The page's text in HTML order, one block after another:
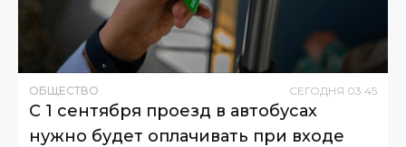
ОБЩЕСТВО СЕГОДНЯ 03:45
С 1 сентября проезд в автобусах
нужно будет оплачивать при входе